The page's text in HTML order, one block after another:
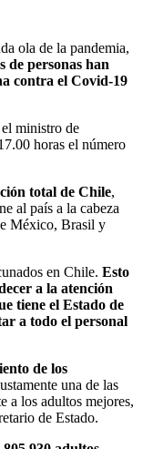
ola de la pandemia,
de personas han
contra el Covid-19
ministro de
horas el número
total de Chile,
al país a la cabeza
México, Brasil y
en Chile. Esto
a la atención
tiene el Estado de
a todo el personal
de los
una de las
a los adultos mejores,
de Estado.